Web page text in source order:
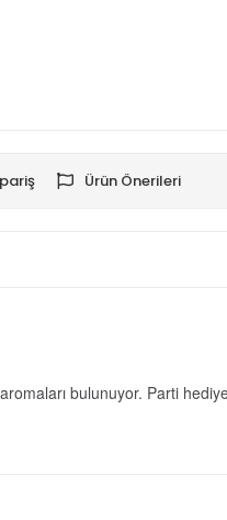
Ürün Önerileri
bulunuyor. Parti